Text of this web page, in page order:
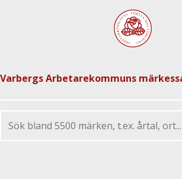
Varbergs Arbetarekommuns